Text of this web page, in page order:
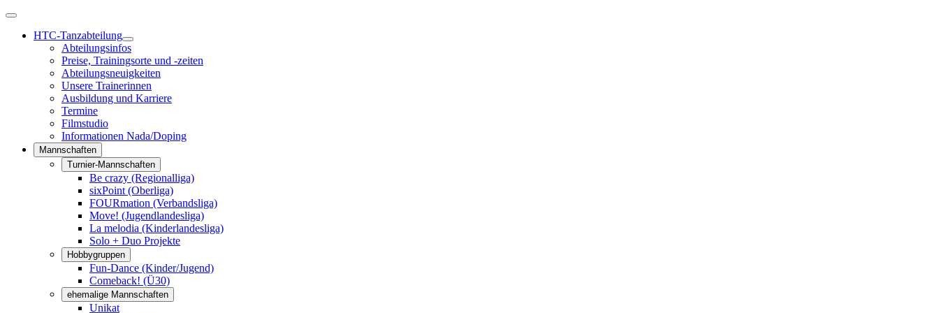
HTC-Tanzabteilung
Abteilungsinfos
Preise, Trainingsorte und -zeiten
Abteilungsneuigkeiten
Unsere Trainerinnen
Ausbildung und Karriere
Termine
Filmstudio
Informationen Nada/Doping
Mannschaften
Turnier-Mannschaften
Be crazy (Regionalliga)
sixPoint (Oberliga)
FOURmation (Verbandsliga)
Move! (Jugendlandesliga)
La melodia (Kinderlandesliga)
Solo + Duo Projekte
Hobbygruppen
Fun-Dance (Kinder/Jugend)
Comeback! (Ü30)
ehemalige Mannschaften
Unikat